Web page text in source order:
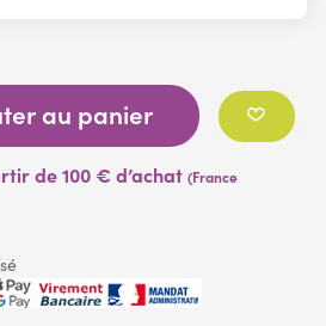
au panier
de 100 € d’achat (France